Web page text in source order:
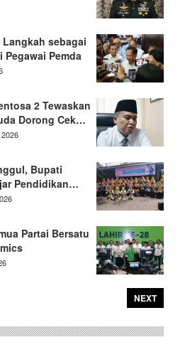
sebagai
Pemda
2 Tewaskan
Dorong Cek…
Bupati
Pendidikan…
Partai Bersatu
NEXT